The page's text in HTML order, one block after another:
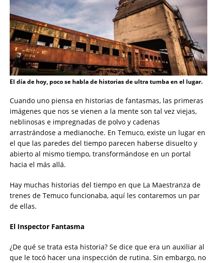
El día de hoy, poco se habla de historias de ultra tumba en el lugar.
Cuando uno piensa en historias de fantasmas, las primeras
imágenes que nos se vienen a la mente son tal vez viejas,
neblinosas e impregnadas de polvo y cadenas
arrastrándose a medianoche. En Temuco, existe un lugar en
el que las paredes del tiempo parecen haberse disuelto y
abierto al mismo tiempo, transformándose en un portal
hacia el más allá.
Hay muchas historias del tiempo en que La Maestranza de
trenes de Temuco funcionaba, aquí les contaremos un par
de ellas.
El Inspector Fantasma
¿De qué se trata esta historia? Se dice que era un auxiliar al
que le tocó hacer una inspección de rutina. Sin embargo, no